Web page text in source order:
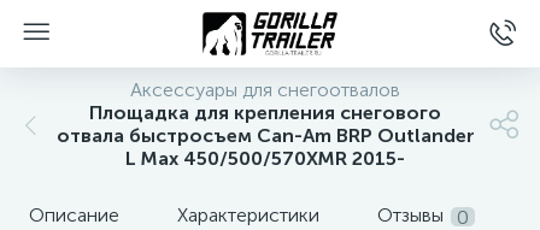
Аксессуары для снегоотвалов
Площадка для крепления снегового
отвала быстросъем Can-Am BRP Outlander
L Max 450/500/570XMR 2015-
Описание Характеристики Отзывы 0